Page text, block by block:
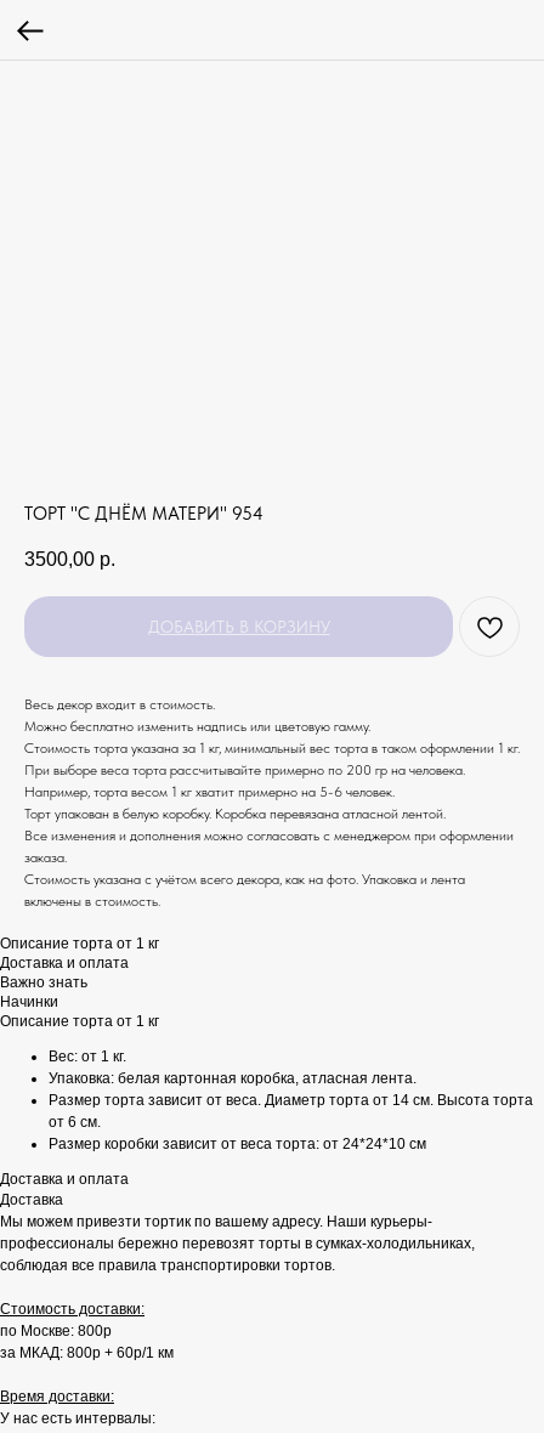
ТОРТ "С ДНЁМ МАТЕРИ" 954
3500,00 р.
ДОБАВИТЬ В КОРЗИНУ
Весь декор входит в стоимость.
Можно бесплатно изменить надпись или цветовую гамму.
Стоимость торта указана за 1 кг, минимальный вес торта в таком оформлении 1 кг.
При выборе веса торта рассчитывайте примерно по 200 гр на человека.
Например, торта весом 1 кг хватит примерно на 5-6 человек.
Торт упакован в белую коробку. Коробка перевязана атласной лентой.
Все изменения и дополнения можно согласовать с менеджером при оформлении
заказа.
Стоимость указана с учётом всего декора, как на фото. Упаковка и лента
включены в стоимость.
Описание торта от 1 кг
Доставка и оплата
Важно знать
Начинки
Описание торта от 1 кг
Вес: от 1 кг.
Упаковка: белая картонная коробка, атласная лента.
Размер торта зависит от веса. Диаметр торта от 14 см. Высота торта
от 6 см.
Размер коробки зависит от веса торта: от 24*24*10 см
Доставка и оплата
Доставка
Мы можем привезти тортик по вашему адресу. Наши курьеры-
профессионалы бережно перевозят торты в сумках-холодильниках,
соблюдая все правила транспортировки тортов.
Стоимость доставки:
по Москве: 800р
за МКАД: 800р + 60р/1 км
Время доставки:
У нас есть интервалы: